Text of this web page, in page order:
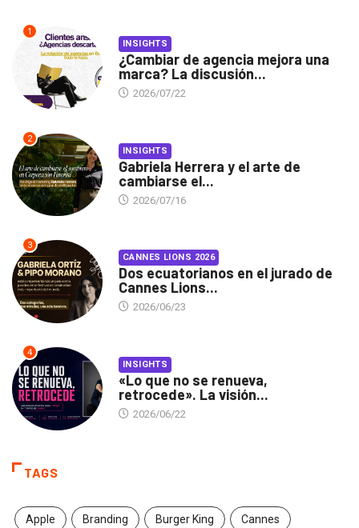
1
INSIGHTS
¿Cambiar de agencia mejora una
marca? La discusión...
2026/07/22
2
INSIGHTS
Gabriela Herrera y el arte de
cambiarse el...
2026/07/16
3
CANNES LIONS 2026
Dos ecuatorianos en el jurado de
Cannes Lions...
2026/06/23
4
INSIGHTS
«Lo que no se renueva,
retrocede». La visión...
2026/06/22
TAGS
Apple Branding Burger King Cannes